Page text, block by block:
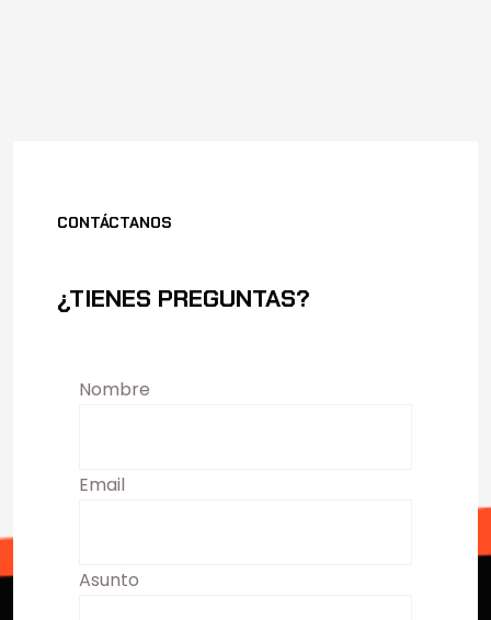
CONTÁCTANOS
¿TIENES PREGUNTAS?
Nombre
Email
Asunto